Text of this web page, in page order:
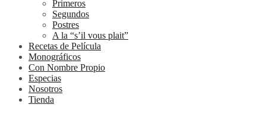
Primeros
Segundos
Postres
A la “s’il vous plait”
Recetas de Película
Monográficos
Con Nombre Propio
Especias
Nosotros
Tienda